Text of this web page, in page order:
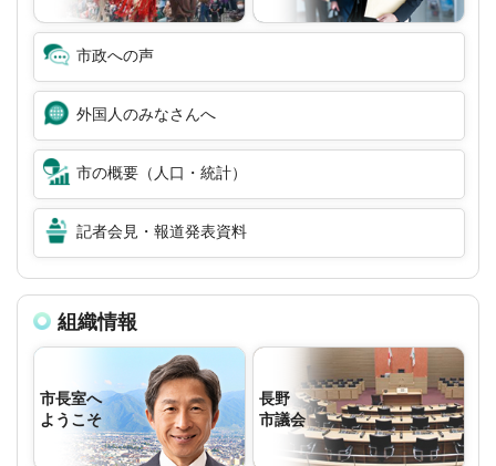
市政への声
外国人のみなさんへ
市の概要（人口・統計）
記者会見・報道発表資料
組織情報
市長室へ
ようこそ
長野
市議会